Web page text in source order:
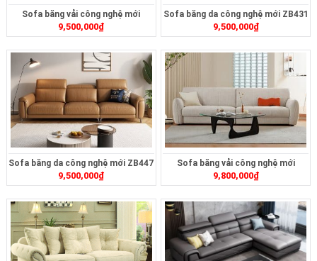
Sofa băng vải công nghệ mới
ZB456
9,500,000₫
Sofa băng da công nghệ mới ZB431
9,500,000₫
Sofa băng da công nghệ mới ZB447
9,500,000₫
Sofa băng vải công nghệ mới
ZB453
9,800,000₫